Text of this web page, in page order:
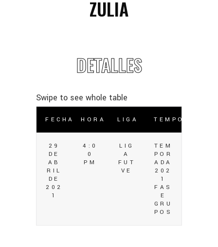
ZULIA
DETALLES
FECHA HORA LIGA TEMPORADA
29
DE
AB
RIL
DE
202
1
4:0
0
PM
LIG
A
FUT
VE
TEM
POR
ADA
202
1
FAS
E
GRU
POS